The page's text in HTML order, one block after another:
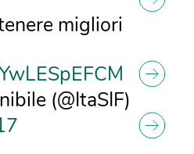
migliori
(@ItaSIF)